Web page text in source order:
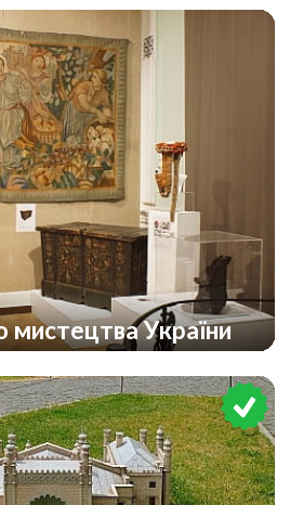
мистецтва України